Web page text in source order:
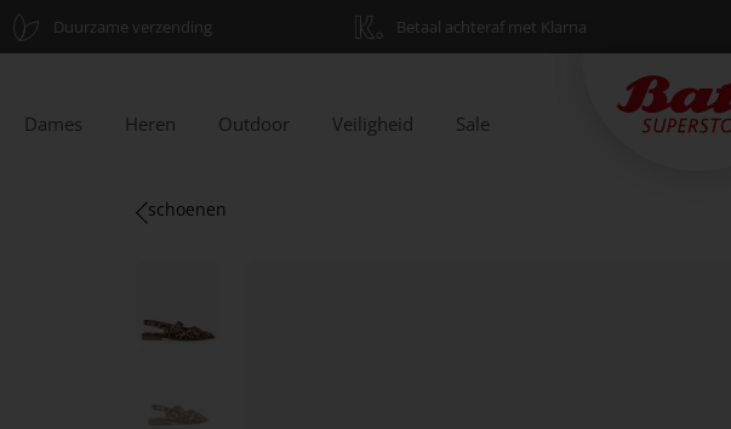
Duurzame verzending Betaal achteraf met Klarna
Dames Heren Outdoor Veiligheid Sale
schoenen